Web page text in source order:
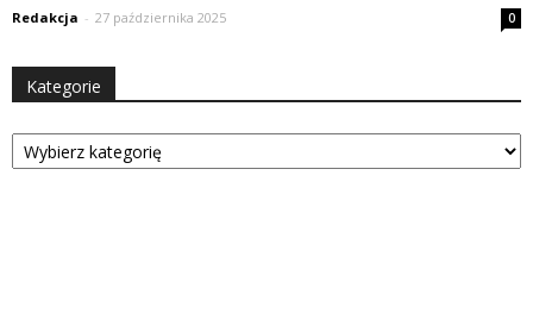
Redakcja - 27 października 2025 0
Kategorie
Kategorie